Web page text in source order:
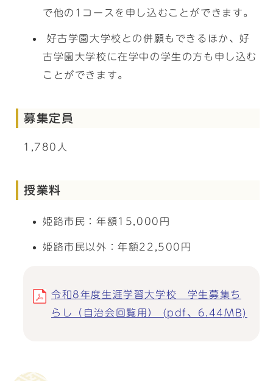
で他の1コースを申し込むことができます。
好古学園大学校との併願もできるほか、好
古学園大学校に在学中の学生の方も申し込む
ことができます。
募集定員
1,780人
授業料
姫路市民：年額15,000円
姫路市民以外：年額22,500円
令和8年度生涯学習大学校 学生募集ち
らし（自治会回覧用） (pdf、6.44MB)